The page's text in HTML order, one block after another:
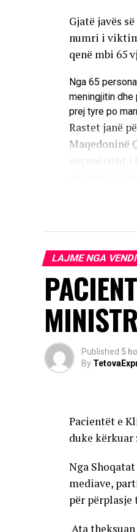
Gjatë javës
numri i
qenë mbi 65
Nga 65
meningjitin dhe
prej tyre po
Rastet janë
Maqedoninë
Infeksioni
më e madhe
pak se një
Rreziku më i
me imunitet të
Autoritetet
të reja mund
LAJME NGA VENDI
Published 5
By
Pacientët e
duke kërkuar
Nga
mediave,
për
Ata